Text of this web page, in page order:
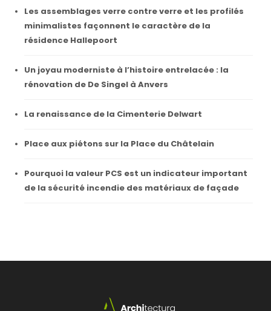
Les assemblages verre contre verre et les profilés
minimalistes façonnent le caractère de la
résidence Hallepoort
Un joyau moderniste à l’histoire entrelacée : la
rénovation de De Singel à Anvers
La renaissance de la Cimenterie Delwart
Place aux piétons sur la Place du Châtelain
Pourquoi la valeur PCS est un indicateur important
de la sécurité incendie des matériaux de façade